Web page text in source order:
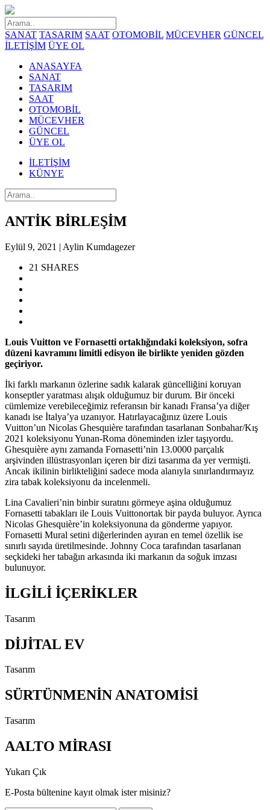
SANAT TASARIM SAAT OTOMOBİL MÜCEVHER GÜNCEL
İLETİŞİM ÜYE OL
ANASAYFA
SANAT
TASARIM
SAAT
OTOMOBİL
MÜCEVHER
GÜNCEL
ÜYE OL
İLETİŞİM
KÜNYE
ANTİK BİRLEŞİM
Eylül 9, 2021 | Aylin Kumdagezer
21 SHARES
Louis Vuitton ve Fornasetti ortaklığındaki koleksiyon, sofra
düzeni kavramını limitli edisyon ile birlikte yeniden gözden
geçiriyor.
İki farklı markanın özlerine sadık kalarak güncelliğini koruyan
konseptler yaratması alışık olduğumuz bir durum. Bir önceki
cümlemize verebileceğimiz referansın bir kanadı Fransa’ya diğer
kanadı ise İtalya’ya uzanıyor. Hatırlayacağınız üzere Louis
Vuitton’un Nicolas Ghesquière tarafından tasarlanan Sonbahar/Kış
2021 koleksiyonu Yunan-Roma döneminden izler taşıyordu.
Ghesquière aynı zamanda Fornasetti’nin 13.0000 parçalık
arşivinden illüstrasyonları içeren bir dizi tasarıma da yer vermişti.
Ancak ikilinin birlikteliğini sadece moda alanıyla sınırlandırmayız
zira tabak koleksiyonu da incelenmeli.
Lina Cavalieri’nin binbir suratını görmeye aşina olduğumuz
Fornasetti tabakları ile Louis Vuittonortak bir payda buluyor. Ayrıca
Nicolas Ghesquière’in koleksiyonuna da gönderme yapıyor.
Fornasetti Mural setini diğerlerinden ayıran en temel özellik ise
sınırlı sayıda üretilmesinde. Johnny Coca tarafından tasarlanan
seçkideki her tabağın arkasında iki markanın da soğuk imzası
bulunuyor.
İLGİLİ İÇERİKLER
Tasarım
DİJİTAL EV
Tasarım
SÜRTÜNMENİN ANATOMİSİ
Tasarım
AALTO MİRASI
Yukarı Çık
E-Posta bültenine kayıt olmak ister misiniz?